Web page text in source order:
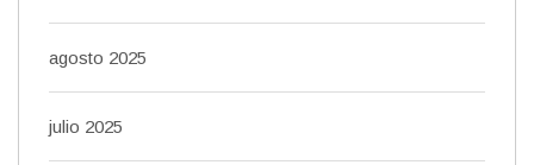
agosto 2025
julio 2025